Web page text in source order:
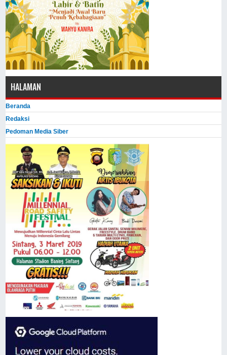
HALAMAN
Beranda
Redaksi
Pedoman Media Siber